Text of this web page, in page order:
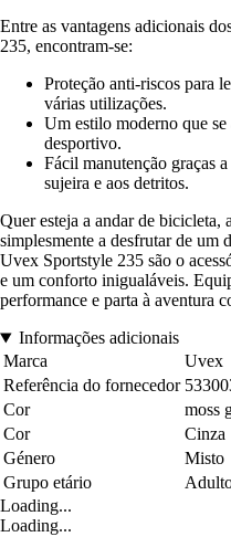
Entre as vantagens adicionais
235, encontram-se:
Proteção anti-riscos para
várias utilizações.
Um estilo moderno que se
desportivo.
Fácil manutenção graças
sujeira e aos detritos.
Quer esteja a andar de bicicleta,
simplesmente a desfrutar de um
Uvex Sportstyle 235 são o
e um conforto inigualáveis.
performance e parta à aventura
Informações adicionais
Marca
Uvex
Referência do fornecedor
Cor
moss
Cor
Cinza
Género
Misto
Grupo etário
Loading...
Loading...